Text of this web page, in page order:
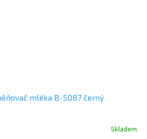
mléka B-5087 černý
Skladem